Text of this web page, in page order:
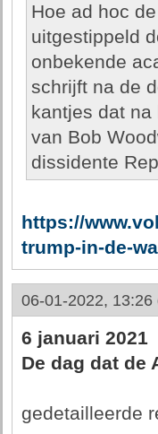
Hoe ad hoc
uitgestippeld
onbekende
schrijft na de
kantjes dat
van Bob
dissidente
https://
trump-in-de-
06-01-2022, 13:26
6 januari 2021
De dag dat de
gedetailleerde